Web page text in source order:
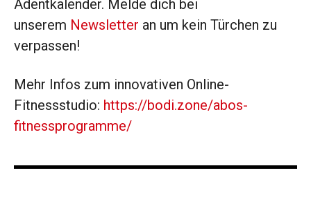
Adentkalender. Melde dich bei
unserem Newsletter an um kein Türchen zu
verpassen!
Mehr Infos zum innovativen Online-
Fitnessstudio: https://bodi.zone/abos-
fitnessprogramme/